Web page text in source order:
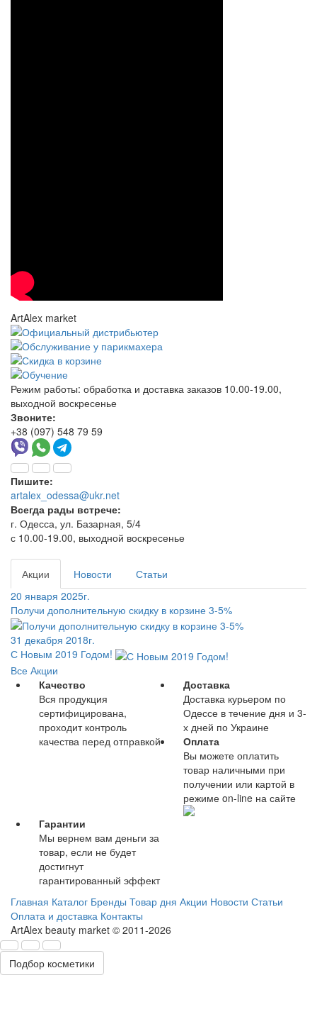
ArtAlex market
Режим работы: обработка и доставка заказов 10.00-19.00,
выходной воскресенье
Звоните:
+38 (097) 548 79 59
Пишите:
artalex_odessa@ukr.net
Всегда рады встрече:
г. Одесса, ул. Базарная, 5/4
с 10.00-19.00, выходной воскресенье
Акции Новости
Статьи
20 января 2025г.
Получи дополнительную скидку в корзине 3-5%
31 декабря 2018г.
С Новым 2019 Годом!
Все Акции
Качество
Вся продукция
сертифицирована,
проходит контроль
качества перед отправкой
Доставка
Доставка курьером по
Одессе в течение дня и 3-
х дней по Украине
Оплата
Вы можете оплатить
товар наличными при
получении или картой в
режиме on-line на сайте
Гарантии
Мы вернем вам деньги за
товар, если не будет
достигнут
гарантированный эффект
Главная Каталог Бренды Товар дня Акции Новости Статьи
Оплата и доставка Контакты
ArtAlex beauty market © 2011-2026
Подбор косметики